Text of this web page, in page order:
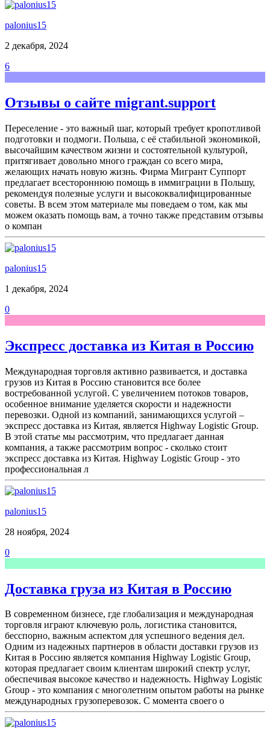
palonius15
2 декабря, 2024
6
Отзывы о сайте migrant.support
Переселение - это важный шаг, который требует кропотливой
подготовки и подмоги. Польша, с её стабильной экономикой,
высочайшим качеством жизни и состоятельной культурой,
притягивает довольно много граждан со всего мира,
желающих начать новую жизнь. Фирма Мигрант Суппорт
предлагает всестороннюю помощь в иммиграции в Польшу,
рекомендуя полезные услуги и высококвалифицированные
советы. В всем этом материале мы поведаем о том, как мы
можем оказать помощь вам, а точно также представим отзывы
о компан
palonius15
1 декабря, 2024
0
Экспресс доставка из Китая в Россию
Международная торговля активно развивается, и доставка
грузов из Китая в Россию становится все более
востребованной услугой. С увеличением потоков товаров,
особенное внимание уделяется скорости и надежности
перевозки. Одной из компаний, занимающихся услугой –
экспресс доставка из Китая, является Highway Logistic Group.
В этой статье мы рассмотрим, что предлагает данная
компания, а также рассмотрим вопрос - сколько стоит
экспресс доставка из Китая. Highway Logistic Group - это
профессиональная л
palonius15
28 ноября, 2024
0
Доставка груза из Китая в Россию
В современном бизнесе, где глобализация и международная
торговля играют ключевую роль, логистика становится,
бесспорно, важным аспектом для успешного ведения дел.
Одним из надежных партнеров в области доставки грузов из
Китая в Россию является компания Highway Logistic Group,
которая предлагает своим клиентам широкий спектр услуг,
обеспечивая высокое качество и надежность. Highway Logistic
Group - это компания с многолетним опытом работы на рынке
международных грузоперевозок. С момента своего о